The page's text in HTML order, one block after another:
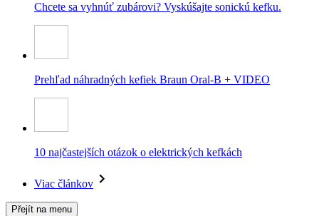
Chcete sa vyhnúť zubárovi? Vyskúšajte sonickú kefku.
Prehľad náhradných kefiek Braun Oral-B + VIDEO
10 najčastejších otázok o elektrických kefkách
Viac článkov
Přejít na menu